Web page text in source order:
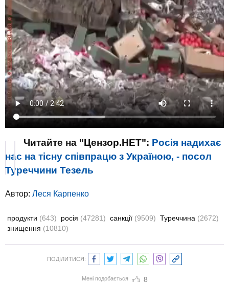
Читайте на "Цензор.НЕТ": Росія надихає
нас на тісну співпрацю з Україною, - посол
Туреччини Тезель
Автор: Леся Карпенко
продукти (643) росія (47281) санкції (9509) Туреччина (2672)
знищення (10810)
ПОДІЛИТИСЯ:
Мені подобається 8